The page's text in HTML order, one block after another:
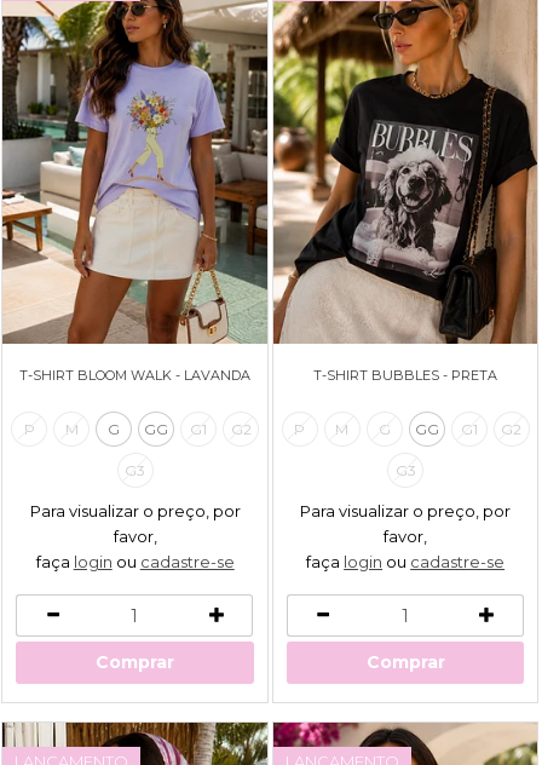
T-SHIRT BLOOM WALK - LAVANDA
P M G GG G1 G2
G3
Para visualizar o preço, por
favor,
faça login ou cadastre-se
Comprar
T-SHIRT BUBBLES - PRETA
P M G GG G1 G2
G3
Para visualizar o preço, por
favor,
faça login ou cadastre-se
Comprar